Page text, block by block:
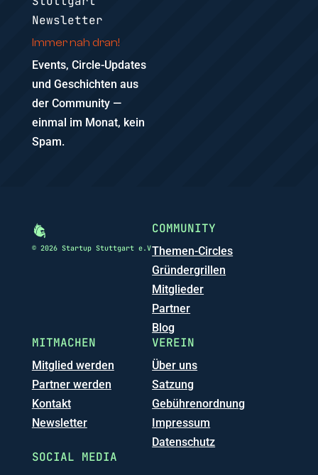
Newsletter
Immer nah dran!
Events, Circle-Updates
und Geschichten aus
der Community —
einmal im Monat, kein
Spam.
© 2026 Startup Stuttgart e.V
COMMUNITY
Themen-Circles
Gründergrillen
Mitglieder
Partner
Blog
MITMACHEN
Mitglied werden
Partner werden
Kontakt
Newsletter
VEREIN
Über uns
Satzung
Gebührenordnung
Impressum
Datenschutz
SOCIAL MEDIA